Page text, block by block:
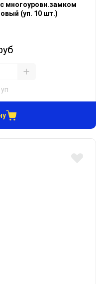
многоуровн.замком
(уп. 10 шт.)